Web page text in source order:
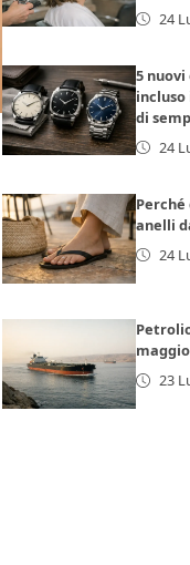
24
5
incluso
di
24
anelli
24
maggio
23